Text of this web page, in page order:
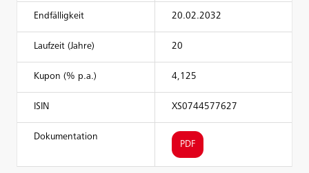
Endfälligkeit 20.02.2032
Laufzeit (Jahre) 20
Kupon (% p.a.) 4,125
ISIN XS0744577627
Dokumentation
PDF